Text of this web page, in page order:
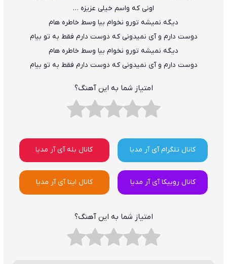
اونی که واسم خیلی عزیزه …
دیگه نمیشه تورو نخوام بیا وسط خاطره هام
دوست دارم و آی نمیدونی که دوست دارم فقط به تو بیام
دیگه نمیشه تورو نخوام بیا وسط خاطره هام
دوست دارم و آی نمیدونی که دوست دارم فقط به تو بیام
امتیاز شما به این آهنگ؟
کانال تلگرام آی آر مدیا کانال بله آی آر مدیا
کانال روبیکا آی آر مدیا کانال ایتا آی آر مدیا
امتیاز شما به این آهنگ؟